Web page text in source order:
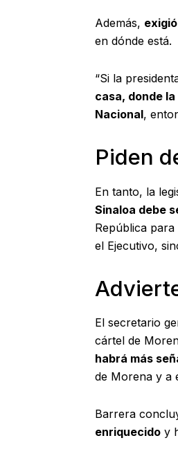
Además,
en dónde está.
“Si la
casa, donde
Nacional,
Piden
En tanto, la
Sinaloa debe
República para
el Ejecutivo,
El secretario
cártel de
habrá más
de Morena y a
Barrera
enriquecido y